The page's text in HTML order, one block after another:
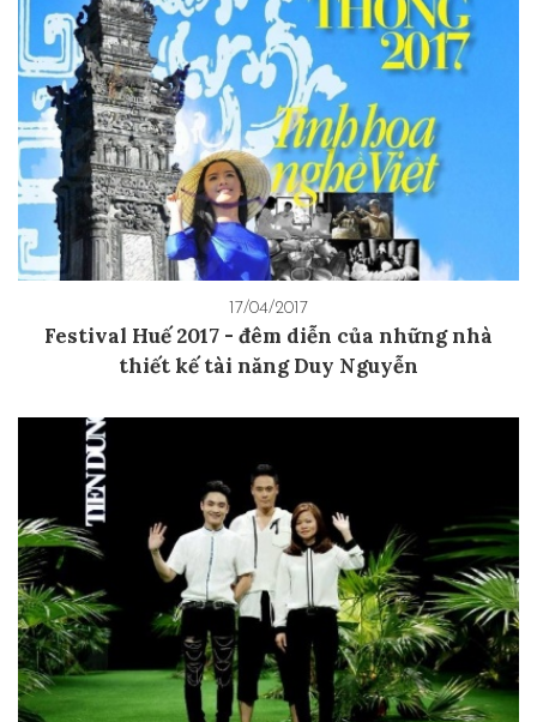
17/04/2017
Festival Huế 2017 - đêm diễn của những nhà
thiết kế tài năng Duy Nguyễn